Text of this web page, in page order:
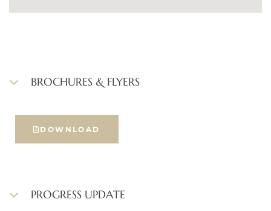
BROCHURES & FLYERS
DOWNLOAD
PROGRESS UPDATE